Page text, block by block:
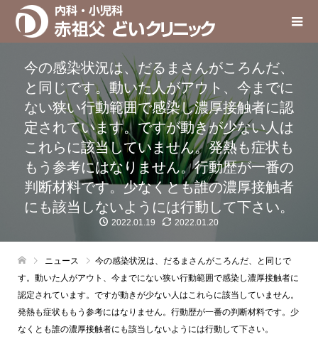
今の感染状況は、だるまさんがころんだ、
と同じです。動いた人がアウト、今までに
ない狭い行動範囲で感染し濃厚接触者に認
定されています。ですが動きが少ない人は
これらに該当していません。発熱も症状も
もう参考にはなりません。行動歴が一番の
判断材料です。少なくとも誰の濃厚接触者
にも該当しないようには行動して下さい。
2022.01.19 2022.01.20
ニュース
今の感染状況は、だるまさんがころんだ、と同じで
す。動いた人がアウト、今までにない狭い行動範囲で感染し濃厚接触者に
認定されています。ですが動きが少ない人はこれらに該当していません。
発熱も症状ももう参考にはなりません。行動歴が一番の判断材料です。少
なくとも誰の濃厚接触者にも該当しないようには行動して下さい。